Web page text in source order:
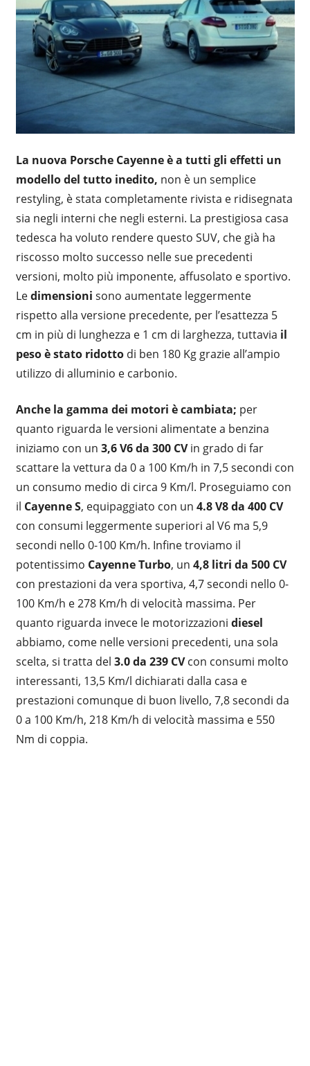
La nuova Porsche Cayenne è a tutti gli effetti un
modello del tutto inedito, non è un semplice
restyling, è stata completamente rivista e ridisegnata
sia negli interni che negli esterni. La prestigiosa casa
tedesca ha voluto rendere questo SUV, che già ha
riscosso molto successo nelle sue precedenti
versioni, molto più imponente, affusolato e sportivo.
Ledimensioni sono aumentate leggermente
rispetto alla versione precedente, per l’esattezza 5
cm in più di lunghezza e 1 cm di larghezza, tuttavia il
peso è stato ridottodi ben 180 Kg grazie all’ampio
utilizzo di alluminio e carbonio.
Anche la gamma dei motori è cambiata; per
quanto riguarda le versioni alimentate a benzina
iniziamo con un 3,6 V6 da 300 CVin grado di far
scattare la vettura da 0 a 100 Km/h in 7,5 secondi con
un consumo medio di circa 9 Km/l. Proseguiamo con
il Cayenne S, equipaggiato con un 4.8 V8 da 400 CV
con consumi leggermente superiori al V6 ma 5,9
secondi nello 0-100 Km/h. Infine troviamo il
potentissimo Cayenne Turbo, un 4,8 litri da 500 CV
con prestazioni da vera sportiva, 4,7 secondi nello 0-
100 Km/h e 278 Km/h di velocità massima. Per
quanto riguarda invece le motorizzazioni diesel
abbiamo, come nelle versioni precedenti, una sola
scelta, si tratta del 3.0 da 239 CVcon consumi molto
interessanti, 13,5 Km/l dichiarati dalla casa e
prestazioni comunque di buon livello, 7,8 secondi da
0 a 100 Km/h, 218 Km/h di velocità massima e 550
Nm di coppia.